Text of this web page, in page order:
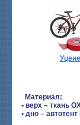
Материал:
• верх – ткань
• дно –